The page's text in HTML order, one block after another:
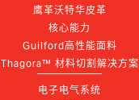
鹰革沃特华皮革
核心能力
Guilford高性能面料
Thagora™ 材料切割解决方案
电子电气系统